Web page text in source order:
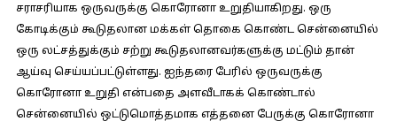
சராசரியாக ஒருவருக்கு கொரோனா உறுதியாகிறது. ஒரு
கோடிக்கும் கூடுதலான மக்கள் தொகை கொண்ட சென்னையில்
ஒரு லட்சத்துக்கும் சற்று கூடுதலானவர்களுக்கு மட்டும் தான்
ஆய்வு செய்யப்பட்டுள்ளது. ஐந்தரை பேரில் ஒருவருக்கு
கொரோனா உறுதி என்பதை அளவீடாகக் கொண்டால்
சென்னையில் ஒட்டுமொத்தமாக எத்தனை பேருக்கு கொரோனா